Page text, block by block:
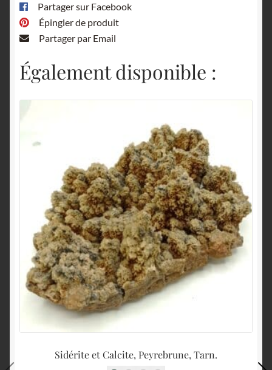
Partager sur Facebook
Épingler de produit
Partager par Email
Également disponible :
Sidérite et Calcite, Peyrebrune, Tarn.